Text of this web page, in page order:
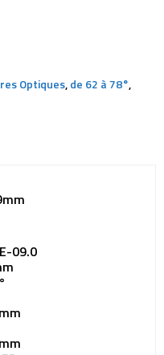
Optiques,de 62 à 78°,
09.0